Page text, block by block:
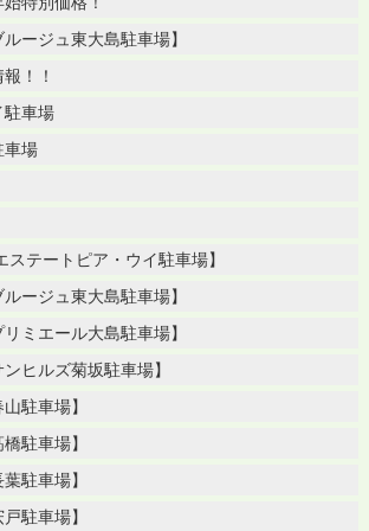
ージュ東大島駐車場】
！！
駐車場
車場
ステートピア・ウイ駐車場】
ージュ東大島駐車場】
ミエール大島駐車場】
ヒルズ菊坂駐車場】
駐車場】
駐車場】
駐車場】
駐車場】